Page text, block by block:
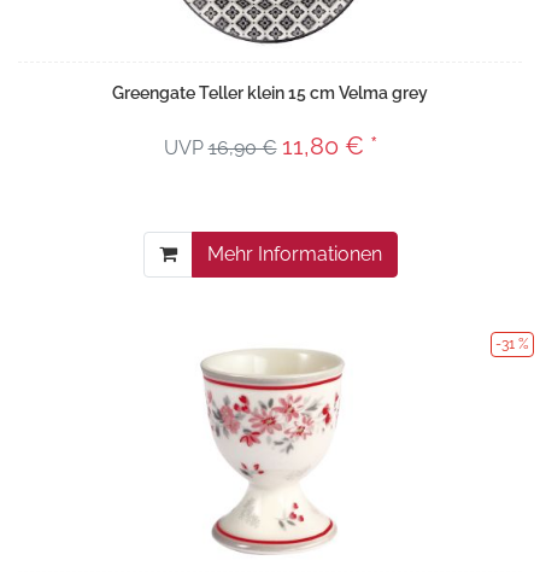
Greengate Teller klein 15 cm Velma grey
UVP16,90 € 11,80 € *
Mehr Informationen
-31 %